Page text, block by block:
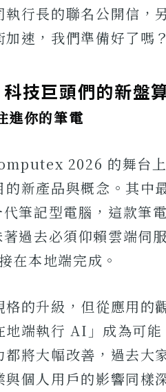
行長的聯名公開信，
速，我們準備好了嗎？
技巨頭們的新盤
你的筆電
2026 的舞台
新產品與概念。其中
筆記型電腦，這款
過去必須仰賴雲端伺
在本地端完成。
格的升級，但從應用的
端執行 AI」成為可
將大幅改善，過去大
個人用戶的影響同樣